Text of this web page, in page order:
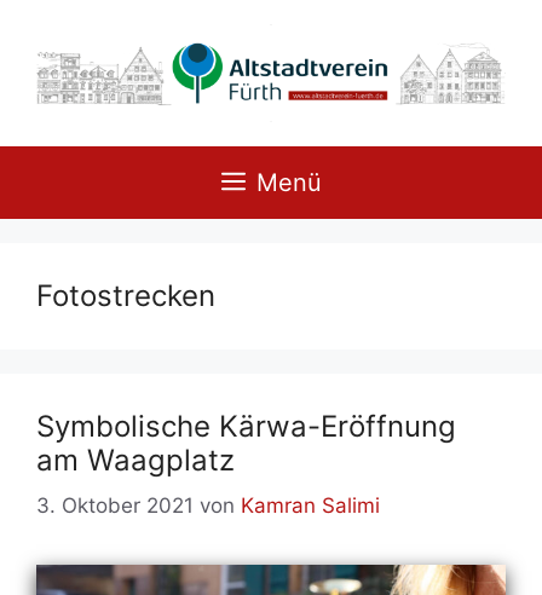
springen
Menü
Fotostrecken
Sym­bo­li­sche Kär­wa-Er­öff­nung
am Waag­platz
3. Oktober 2021 von Kamran Salimi